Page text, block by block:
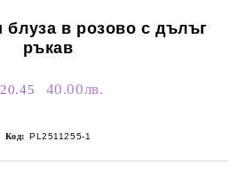
блуза в розово с дълъг
ръкав
40.00лв.
Код: PL2511255-1